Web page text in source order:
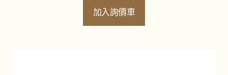
加入詢價車